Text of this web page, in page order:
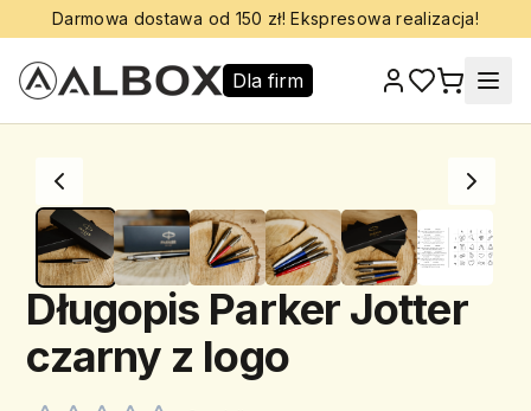
Darmowa dostawa od 150 zł! Ekspresowa realizacja!
Dla firm
Długopis Parker Jotter
czarny z logo